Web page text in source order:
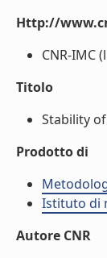
Http://
CNR-IMC
Titolo
Stability
Prodotto di
Istituto di
Autore CNR